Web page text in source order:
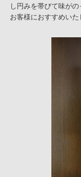
し円みを帯びて味が
お客様におすすめいた